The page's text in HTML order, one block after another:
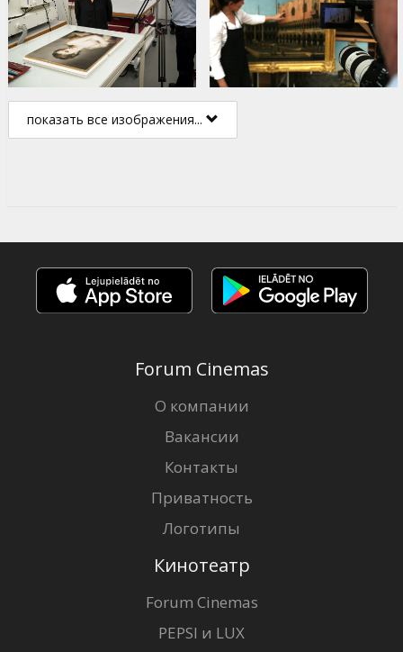
показать все изображения...
Forum Cinemas
О компании
Вакансии
Контакты
Приватность
Логотипы
Кинотеатр
Forum Cinemas
PEPSI и LUX